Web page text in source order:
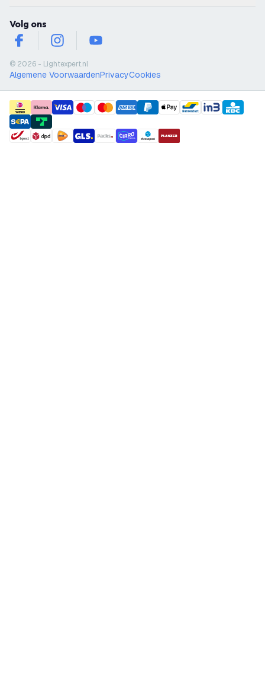
Volg ons
facebookinstagramyoutube
© 2026 - Lightexpert.nl
Algemene VoorwaardenPrivacyCookies
payment methods
shipment methods